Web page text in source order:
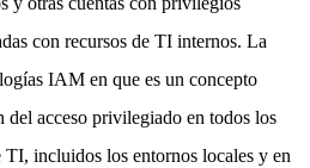
con recursos de TI internos. La
IAM en que es un concepto
del acceso privilegiado en todos los
TI, incluidos los entornos locales y en